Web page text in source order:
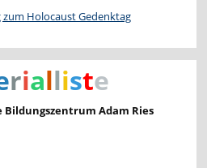
zum Holocaust Gedenktag
rialliste
Bildungszentrum Adam Ries